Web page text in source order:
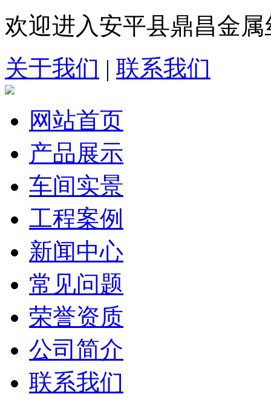
欢迎进入安平县鼎昌金
关于我们 | 联系我们
网站首页
产品展示
车间实景
工程案例
新闻中心
常见问题
荣誉资质
公司简介
联系我们